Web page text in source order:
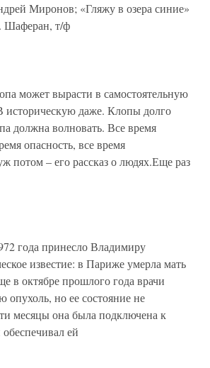
Миронов; «Гляжу в озера синие»
Шаферан, т/ф
может вырасти в самостоятельную
историческую даже. Клопы долго
должна волновать. Все время
опасность, все время
потом – его рассказ о людях.Еще раз
года принесло Владимиру
известие: в Париже умерла мать
в октябре прошлого года врачи
опухоль, но ее состояние не
месяцы она была подключена к
ей